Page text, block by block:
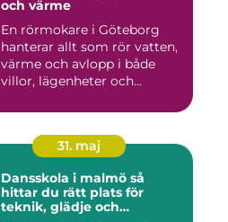
och värme
En rörmokare i Göteborg
hanterar allt som rör vatten,
värme och avlopp i både
villor, lägenheter och...
31. maj
Dansskola i malmö så
hittar du rätt plats för
teknik, glädje och